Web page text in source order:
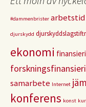
#dammenbrister arbetstid
djurskydd
ekonomi
samarbete Internet
konferens konst